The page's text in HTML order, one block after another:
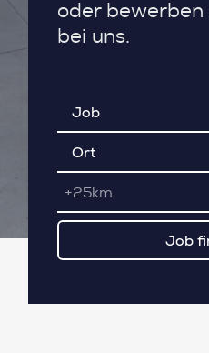
oder bewerben
bei uns.
+25km